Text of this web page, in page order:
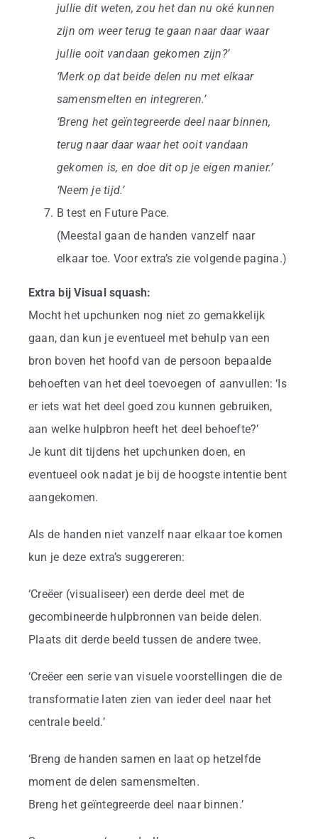
jullie dit weten, zou het dan nu oké kunnen
zijn om weer terug te gaan naar daar waar
jullie ooit vandaan gekomen zijn?’
‘Merk op dat beide delen nu met elkaar
samensmelten en integreren.’
‘Breng het geïntegreerde deel naar binnen,
terug naar daar waar het ooit vandaan
gekomen is, en doe dit op je eigen manier.’
‘Neem je tijd.’
B test en Future Pace.
(Meestal gaan de handen vanzelf naar
elkaar toe. Voor extra’s zie volgende pagina.)
Extra bij Visual squash:
Mocht het upchunken nog niet zo gemakkelijk
gaan, dan kun je eventueel met behulp van een
bron boven het hoofd van de persoon bepaalde
behoeften van het deel toevoegen of aanvullen: ‘Is
er iets wat het deel goed zou kunnen gebruiken,
aan welke hulpbron heeft het deel behoefte?’
Je kunt dit tijdens het upchunken doen, en
eventueel ook nadat je bij de hoogste intentie bent
aangekomen.
Als de handen niet vanzelf naar elkaar toe komen
kun je deze extra’s suggereren:
‘Creëer (visualiseer) een derde deel met de
gecombineerde hulpbronnen van beide delen.
Plaats dit derde beeld tussen de andere twee.
‘Creëer een serie van visuele voorstellingen die de
transformatie laten zien van ieder deel naar het
centrale beeld.’
‘Breng de handen samen en laat op hetzelfde
moment de delen samensmelten.
Breng het geïntegreerde deel naar binnen.’